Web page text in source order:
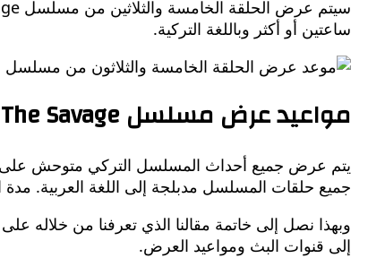
ساعتين أو أكثر وباللغة التركية.
مواعيد عرض مسلسل The Savage على قناة MBC دراما
يتم عرض جميع أحداث المسلسل التركي متوحش على
جميع حلقات المسلسل مدبلجة إلى اللغة العربية. مدة الحلقة حوالي 35 دقيقة فقط وتتضمن
وبهذا نصل إلى خاتمة مقالنا الذي تعرفنا من خلاله على
إلى قنوات البث ومواعيد العرض.